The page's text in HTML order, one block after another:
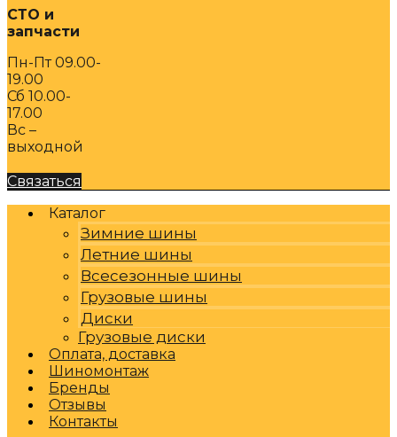
СТО и
запчасти
Пн-Пт 09.00-
19.00
Сб 10.00-
17.00
Вс –
выходной
Связаться
Каталог
Зимние шины
Летние шины
Всесезонные шины
Грузовые шины
Диски
Грузовые диски
Оплата, доставка
Шиномонтаж
Бренды
Отзывы
Контакты